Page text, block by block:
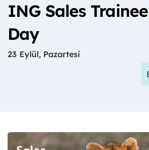
ING Sales
Day
23 Eylül, Pazartesi